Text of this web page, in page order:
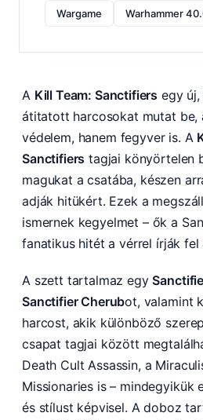
Wargame Warhammer
A Kill Team: Sanctifiers egy
átitatott harcosokat mutat be,
védelem, hanem fegyver is. A
Sanctifiers tagjai könyörtelen
magukat a csatába, készen
adják hitükért. Ezek a
ismernek kegyelmet – ők a
fanatikus hitét a vérrel írják fel
A szett tartalmaz egy
Sanctifier Cherubot, valamint
harcost, akik különböző
csapat tagjai között
Death Cult Assassin, a
Missionaries is – mindegyikük
és stílust képvisel. A doboz